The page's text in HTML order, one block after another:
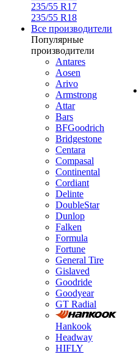
235/55 R17
235/55 R18
Все производители
Популярные
производители
Antares
Aosen
Arivo
Armstrong
Attar
Bars
BFGoodrich
Bridgestone
Centara
Compasal
Continental
Cordiant
Delinte
DoubleStar
Dunlop
Falken
Formula
Fortune
General Tire
Gislaved
Goodride
Goodyear
GT Radial
Hankook
Headway
HIFLY